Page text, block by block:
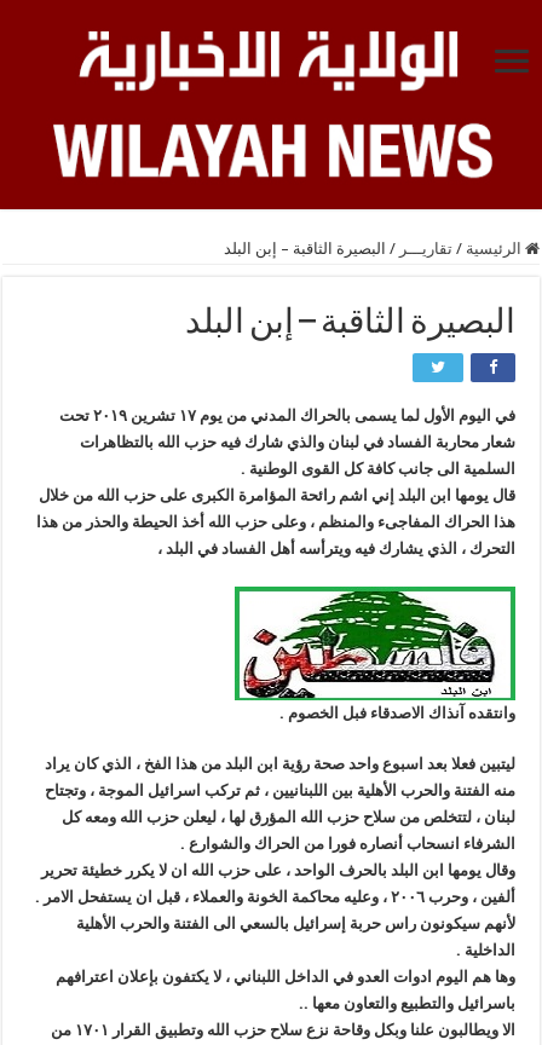
الرئيسية / تقاريـــر / البصيرة الثاقبة – إبن البلد
البصيرة الثاقبة – إبن البلد
في اليوم الأول لما يسمى بالحراك المدني من يوم ١٧ تشرين ٢٠١٩ تحت
شعار محاربة الفساد في لبنان والذي شارك فيه حزب الله بالتظاهرات
السلمية الى جانب كافة كل القوى الوطنية .
قال يومها ابن البلد إني اشم رائحة المؤامرة الكبرى على حزب الله من خلال
هذا الحراك المفاجىء والمنظم ، وعلى حزب الله أخذ الحيطة والحذر من هذا
التحرك ، الذي يشارك فيه ويترأسه أهل الفساد في البلد ،
وانتقده آنذاك الاصدقاء فبل الخصوم .
ليتبين فعلا بعد اسبوع واحد صحة رؤية ابن البلد من هذا الفخ ، الذي كان يراد
منه الفتنة والحرب الأهلية بين اللبنانيين ، ثم تركب اسرائيل الموجة ، وتجتاح
لبنان ، لتتخلص من سلاح حزب الله المؤرق لها ، ليعلن حزب الله ومعه كل
الشرفاء انسحاب أنصاره فورا من الحراك والشوارع .
وقال يومها ابن البلد بالحرف الواحد ، على حزب الله ان لا يكرر خطيئة تحرير
ألفين ، وحرب ٢٠٠٦ ، وعليه محاكمة الخونة والعملاء ، قبل ان يستفحل الامر .
لأنهم سيكونون راس حربة إسرائيل بالسعي الى الفتنة والحرب الأهلية
الداخلية .
وها هم اليوم ادوات العدو في الداخل اللبناني ، لا يكتفون بإعلان اعترافهم
باسرائيل والتطبيع والتعاون معها ..
الا ويطالبون علنا وبكل وقاحة نزع سلاح حزب الله وتطبيق القرار ١٧٠١ من